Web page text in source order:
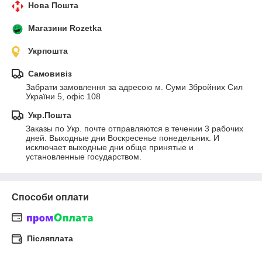
Нова Пошта
Магазини Rozetka
Укрпошта
Самовивіз
Забрати замовлення за адресою м. Суми Збройних Сил
України 5, офіс 108
Укр.Пошта
Заказы по Укр. почте отправляются в течении 3 рабочих
дней. Выходные дни Воскресенье понедельник. И
исключает выходные дни обще принятые и
установленные государством.
Способи оплати
Післяплата